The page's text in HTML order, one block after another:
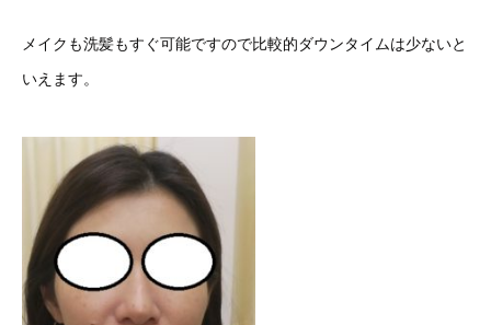
メイクも洗髪もすぐ可能ですので比較的ダウンタイムは少ないと
いえます。